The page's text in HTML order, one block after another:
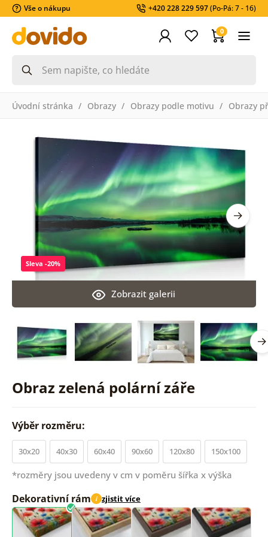
Vše o nákupu +420 228 229 597(Po-Pá: 7 - 16)
0
Úvodní stránka Obrazy Obrazy podle motivu Obrazy
Obraz zelená polární záře
Zobrazit galerii
Sleva -20%
Výběr rozměru:
30x20 40x30 60x40 90x60 120x80 150x100
*rozměry jsou uvedeny v cm v poměru šířka x výška
Dekorativní rám i zjistit více